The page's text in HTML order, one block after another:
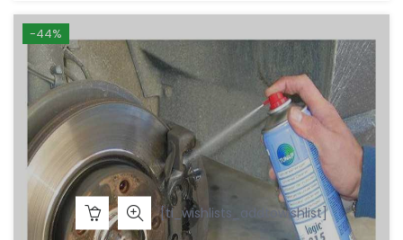
originale
€16,00.
attuale
€5,00.
-44%
[ti_wishlists_addtowishlist]